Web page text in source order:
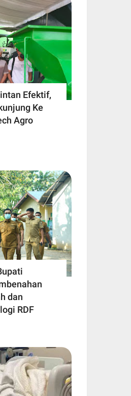
Efektif,
Ke
Agro
dan
RDF